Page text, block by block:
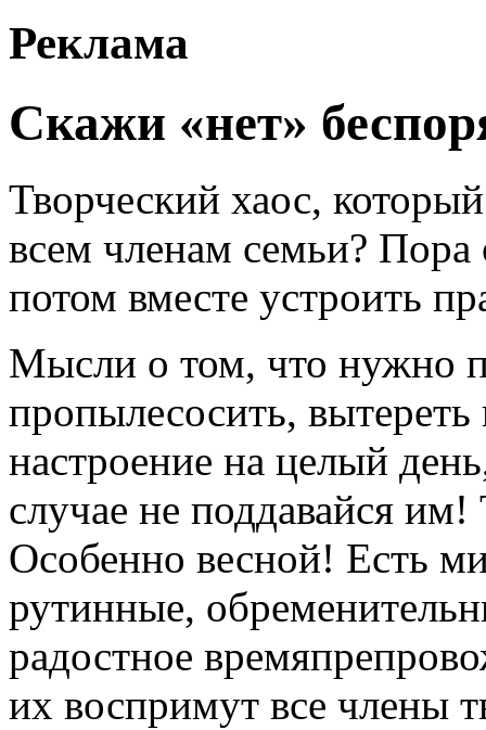
Реклама
Скажи «нет»
Творческий хаос,
всем членам семьи? Пора
потом вместе устроить
Мысли о том, что нужно
пропылесосить,
настроение на целый
случае не поддавайся
Особенно весной! Есть
рутинные,
радостное
их воспримут все члены